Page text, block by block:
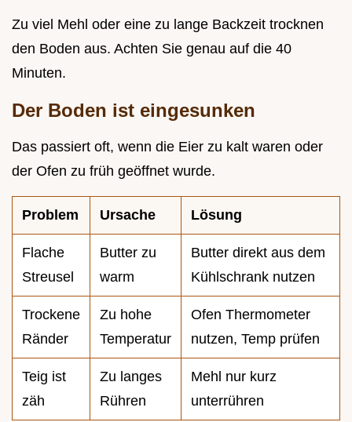
Zu viel Mehl oder eine zu lange Backzeit trocknen
den Boden aus. Achten Sie genau auf die 40
Minuten.
Der Boden ist eingesunken
Das passiert oft, wenn die Eier zu kalt waren oder
der Ofen zu früh geöffnet wurde.
Problem Ursache Lösung
Flache
Streusel
Butter zu
warm
Butter direkt aus dem
Kühlschrank nutzen
Trockene
Ränder
Zu hohe
Temperatur
Ofen Thermometer
nutzen, Temp prüfen
Teig ist
zäh
Zu langes
Rühren
Mehl nur kurz
unterrühren